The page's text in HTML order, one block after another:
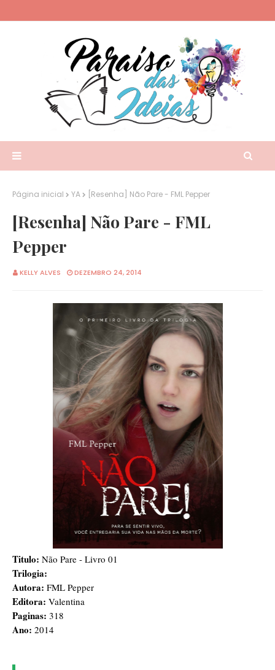
Página inicial YA [Resenha] Não Pare - FML Pepper
[Resenha] Não Pare - FML
Pepper
KELLY ALVES DEZEMBRO 24, 2014
Titulo: Não Pare - Livro 01
Trilogia:
Autora: FML Pepper
Editora: Valentina
Paginas: 318
Ano: 2014